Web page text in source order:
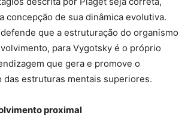
concepção de sua dinâmica evolutiva.
que a estruturação do organismo
para Vygotsky é o próprio
que gera e promove o
das estruturas mentais superiores.
proximal